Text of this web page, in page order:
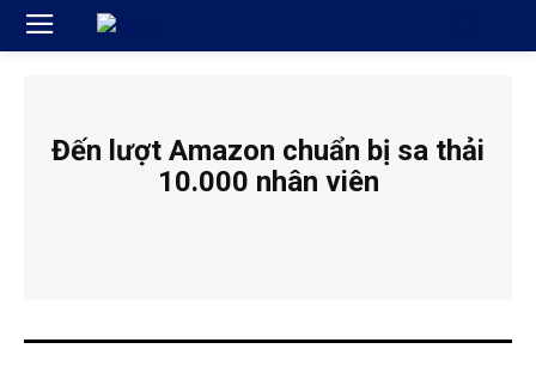
Đến lượt Amazon chuẩn bị sa thải
10.000 nhân viên